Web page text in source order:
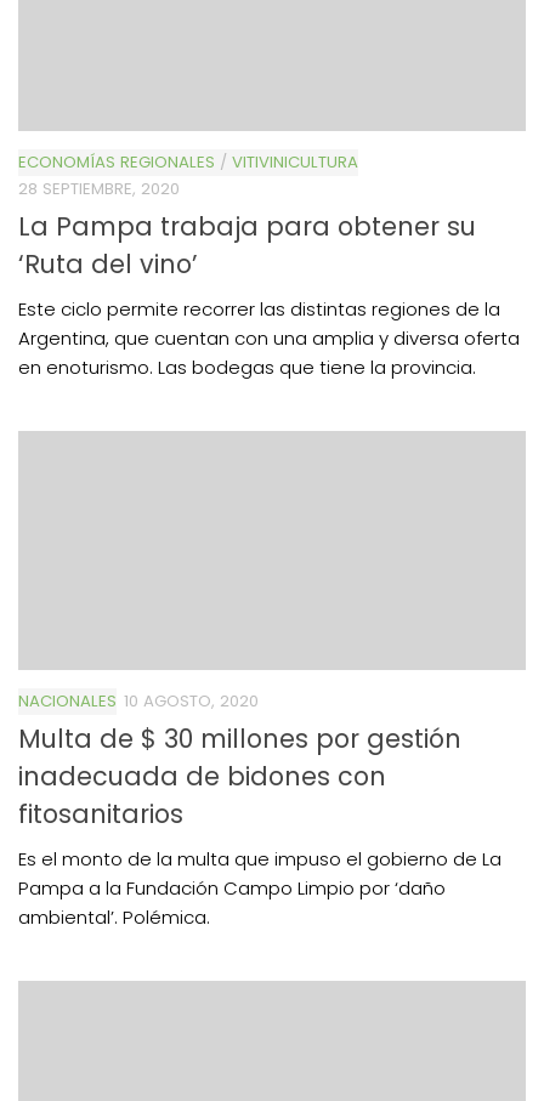
ECONOMÍAS REGIONALES / VITIVINICULTURA
28 SEPTIEMBRE, 2020
La Pampa trabaja para obtener su
‘Ruta del vino’
Este ciclo permite recorrer las distintas regiones de la
Argentina, que cuentan con una amplia y diversa oferta
en enoturismo. Las bodegas que tiene la provincia.
NACIONALES 10 AGOSTO, 2020
Multa de $ 30 millones por gestión
inadecuada de bidones con
fitosanitarios
Es el monto de la multa que impuso el gobierno de La
Pampa a la Fundación Campo Limpio por ‘daño
ambiental’. Polémica.